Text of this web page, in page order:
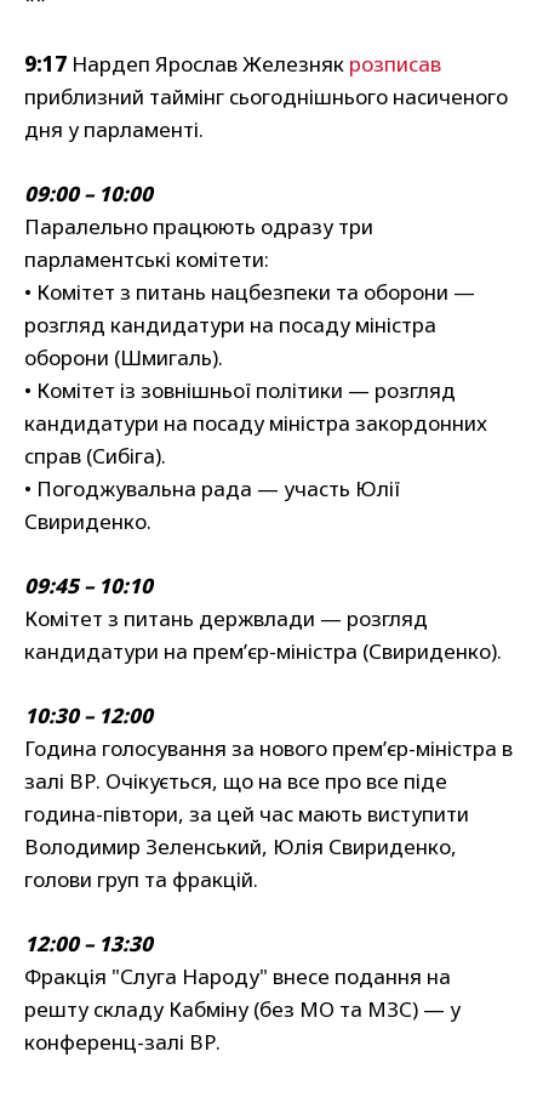
9:17 Нардеп Ярослав Железняк розписав
приблизний таймінг сьогоднішнього насиченого
дня у парламенті.
09:00 – 10:00
Паралельно працюють одразу три
парламентські комітети:
• Комітет з питань нацбезпеки та оборони —
розгляд кандидатури на посаду міністра
оборони (Шмигаль).
• Комітет із зовнішньої політики — розгляд
кандидатури на посаду міністра закордонних
справ (Сибіга).
• Погоджувальна рада — участь Юлії
Свириденко.
09:45 – 10:10
Комітет з питань держвлади — розгляд
кандидатури на прем’єр-міністра (Свириденко).
10:30 – 12:00
Година голосування за нового прем’єр-міністра в
залі ВР. Очікується, що на все про все піде
година-півтори, за цей час мають виступити
Володимир Зеленський, Юлія Свириденко,
голови груп та фракцій.
12:00 – 13:30
Фракція "Слуга Народу" внесе подання на
решту складу Кабміну (без МО та МЗС) — у
конференц-залі ВР.